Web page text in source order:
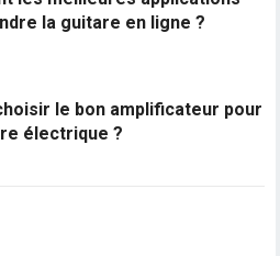
la guitare en ligne ?
le bon amplificateur pour
électrique ?